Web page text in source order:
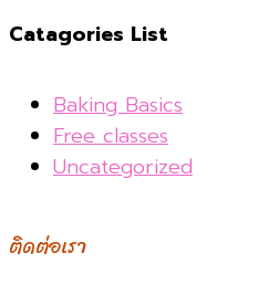
Catagories List
Baking Basics
Free classes
Uncategorized
ติดต่อเรา